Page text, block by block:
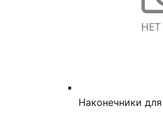
Наконечники